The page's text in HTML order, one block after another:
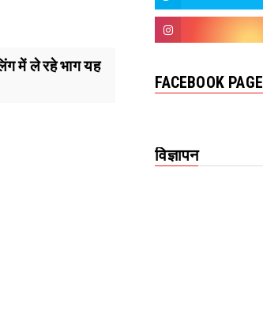
में ले रहे भाग यह
FACEBOOK PAGE
विज्ञापन